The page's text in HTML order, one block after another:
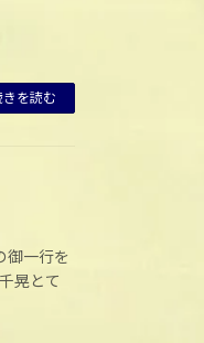
きを読む
御一行を
晃とて